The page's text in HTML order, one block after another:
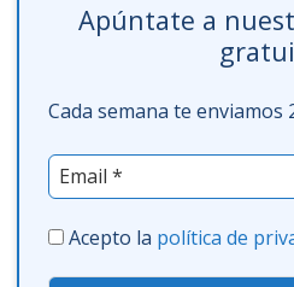
Apúntate a
Cada semana te enviamos
Acepto la política de